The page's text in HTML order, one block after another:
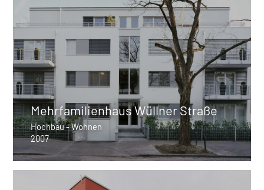
Mehrfamilienhaus Wüllner Straße
Hochbau - Wohnen
2007